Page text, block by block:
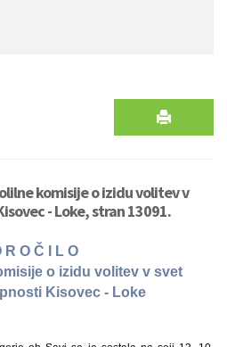
komisije o izidu volitev v
- Loke, stran 13091.
R O Č I L O
o izidu volitev v svet
Kisovec - Loke